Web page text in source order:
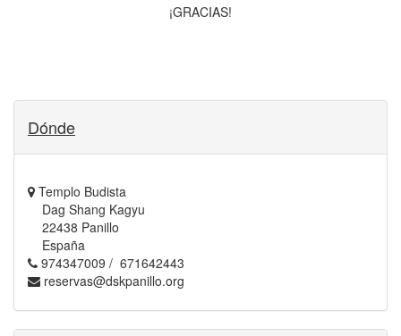
¡GRACIAS!
Dónde
Templo Budista
Dag Shang Kagyu
22438 Panillo
España
974347009 / 671642443
reservas@dskpanillo.org